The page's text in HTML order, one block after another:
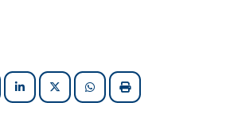
LinkedInX (formerly Twitter)Imprimir matéria